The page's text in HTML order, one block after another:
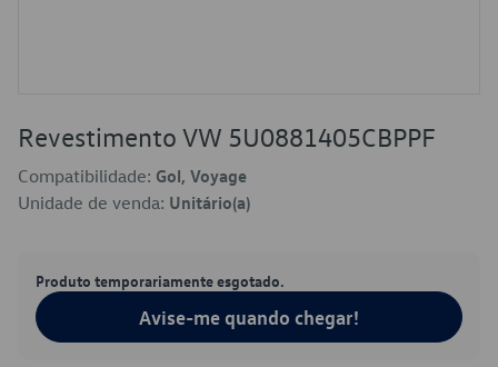
Revestimento VW 5U0881405CBPPF
Compatibilidade: Gol, Voyage
Unidade de venda: Unitário(a)
Produto temporariamente esgotado.
Avise-me quando chegar!